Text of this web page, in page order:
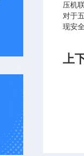
压机
对于
现安
上